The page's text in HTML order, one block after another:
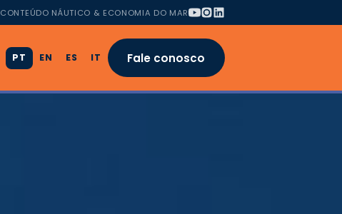
CONTEÚDO NÁUTICO & ECONOMIA DO MAR
PT EN ES IT Fale conosco